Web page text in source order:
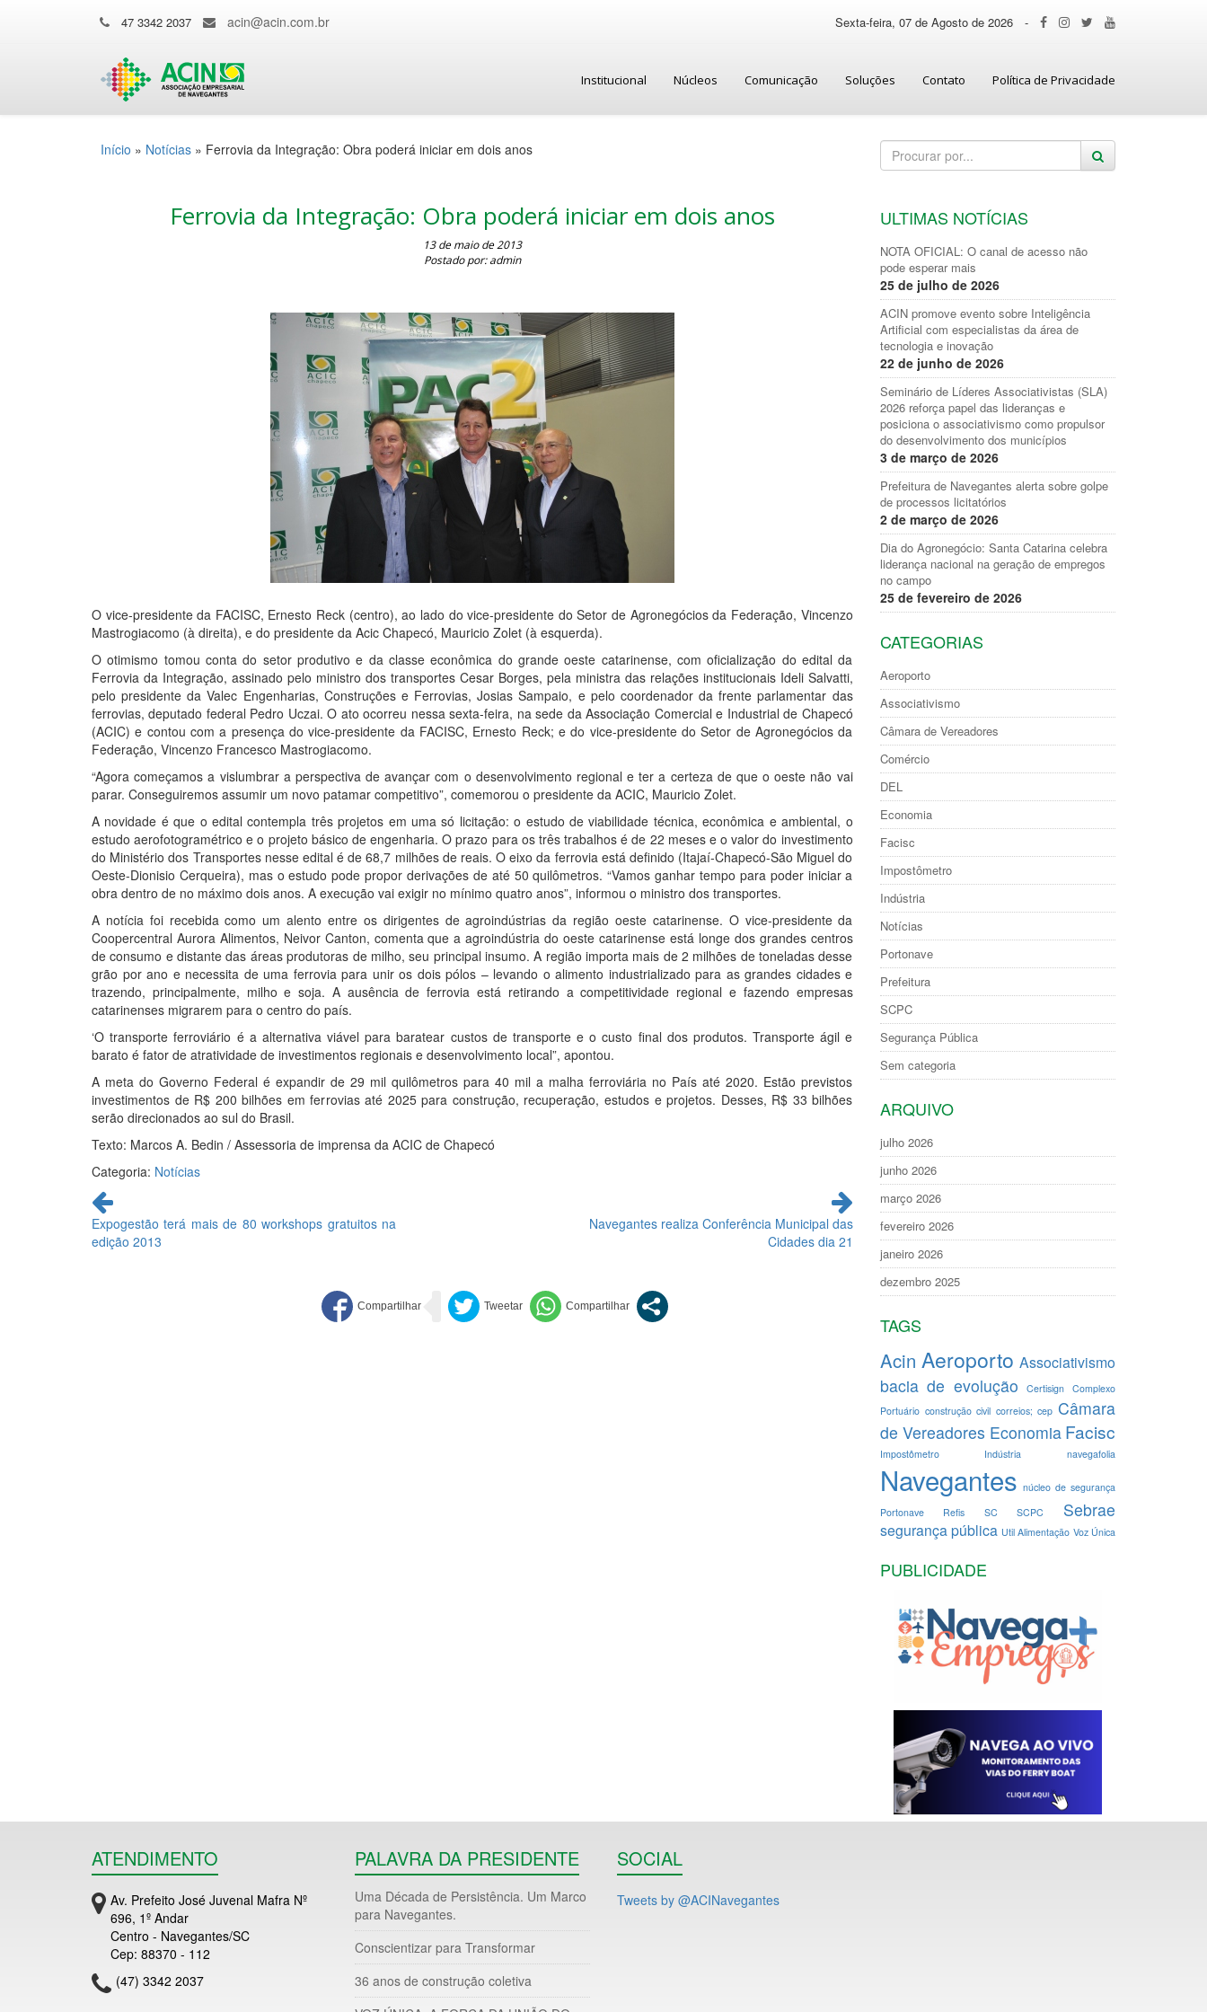
47 3342 2037 acin@acin.com.br Sexta-feira, 07 de Agosto de 2026 -
Institucional Núcleos Comunicação Soluções Contato Política de Privacidade
Início » Notícias » Ferrovia da Integração: Obra poderá iniciar em dois anos
Ferrovia da Integração: Obra poderá iniciar em dois anos
13 de maio de 2013
Postado por: admin
O vice-presidente da FACISC, Ernesto Reck (centro), ao lado do vice-presidente do Setor de Agronegócios da Federação, Vincenzo
Mastrogiacomo (à direita), e do presidente da Acic Chapecó, Mauricio Zolet (à esquerda).
O otimismo tomou conta do setor produtivo e da classe econômica do grande oeste catarinense, com oficialização do edital da
Ferrovia da Integração, assinado pelo ministro dos transportes Cesar Borges, pela ministra das relações institucionais Ideli Salvatti,
pelo presidente da Valec Engenharias, Construções e Ferrovias, Josias Sampaio, e pelo coordenador da frente parlamentar das
ferrovias, deputado federal Pedro Uczai. O ato ocorreu nessa sexta-feira, na sede da Associação Comercial e Industrial de Chapecó
(ACIC) e contou com a presença do vice-presidente da FACISC, Ernesto Reck; e do vice-presidente do Setor de Agronegócios da
Federação, Vincenzo Francesco Mastrogiacomo.
“Agora começamos a vislumbrar a perspectiva de avançar com o desenvolvimento regional e ter a certeza de que o oeste não vai
parar. Conseguiremos assumir um novo patamar competitivo”, comemorou o presidente da ACIC, Mauricio Zolet.
A novidade é que o edital contempla três projetos em uma só licitação: o estudo de viabilidade técnica, econômica e ambiental, o
estudo aerofotogramétrico e o projeto básico de engenharia. O prazo para os três trabalhos é de 22 meses e o valor do investimento
do Ministério dos Transportes nesse edital é de 68,7 milhões de reais. O eixo da ferrovia está definido (Itajaí-Chapecó-São Miguel do
Oeste-Dionisio Cerqueira), mas o estudo pode propor derivações de até 50 quilômetros. “Vamos ganhar tempo para poder iniciar a
obra dentro de no máximo dois anos. A execução vai exigir no mínimo quatro anos”, informou o ministro dos transportes.
A notícia foi recebida como um alento entre os dirigentes de agroindústrias da região oeste catarinense. O vice-presidente da
Coopercentral Aurora Alimentos, Neivor Canton, comenta que a agroindústria do oeste catarinense está longe dos grandes centros
de consumo e distante das áreas produtoras de milho, seu principal insumo. A região importa mais de 2 milhões de toneladas desse
grão por ano e necessita de uma ferrovia para unir os dois pólos – levando o alimento industrializado para as grandes cidades e
trazendo, principalmente, milho e soja. A ausência de ferrovia está retirando a competitividade regional e fazendo empresas
catarinenses migrarem para o centro do país.
‘O transporte ferroviário é a alternativa viável para baratear custos de transporte e o custo final dos produtos. Transporte ágil e
barato é fator de atratividade de investimentos regionais e desenvolvimento local”, apontou.
A meta do Governo Federal é expandir de 29 mil quilômetros para 40 mil a malha ferroviária no País até 2020. Estão previstos
investimentos de R$ 200 bilhões em ferrovias até 2025 para construção, recuperação, estudos e projetos. Desses, R$ 33 bilhões
serão direcionados ao sul do Brasil.
Texto: Marcos A. Bedin / Assessoria de imprensa da ACIC de Chapecó
Categoria: Notícias
Continue
lendo
Expogestão terá mais de 80 workshops gratuitos na
edição 2013
Navegantes realiza Conferência Municipal das
Cidades dia 21
ULTIMAS NOTÍCIAS
NOTA OFICIAL: O canal de acesso não
pode esperar mais
25 de julho de 2026
ACIN promove evento sobre Inteligência
Artificial com especialistas da área de
tecnologia e inovação
22 de junho de 2026
Seminário de Líderes Associativistas (SLA)
2026 reforça papel das lideranças e
posiciona o associativismo como propulsor
do desenvolvimento dos municípios
3 de março de 2026
Prefeitura de Navegantes alerta sobre golpe
de processos licitatórios
2 de março de 2026
Dia do Agronegócio: Santa Catarina celebra
liderança nacional na geração de empregos
no campo
25 de fevereiro de 2026
CATEGORIAS
Aeroporto
Associativismo
Câmara de Vereadores
Comércio
DEL
Economia
Facisc
Impostômetro
Indústria
Notícias
Portonave
Prefeitura
SCPC
Segurança Pública
Sem categoria
ARQUIVO
julho 2026
junho 2026
março 2026
fevereiro 2026
janeiro 2026
dezembro 2025
TAGS
Acin Aeroporto Associativismo
bacia de evolução Certisign Complexo
Portuário construção civil correios; cep Câmara
de Vereadores Economia Facisc
Impostômetro Indústria navegafolia
Navegantes núcleo de segurança
Portonave
Refis SC SCPC Sebrae
segurança pública Util Alimentação Voz Única
PUBLICIDADE
ATENDIMENTO
Av. Prefeito José Juvenal Mafra Nº
696, 1º Andar
Centro - Navegantes/SC
Cep: 88370 - 112
(47) 3342 2037
PALAVRA DA PRESIDENTE
Uma Década de Persistência. Um Marco
para Navegantes.
Conscientizar para Transformar
36 anos de construção coletiva
SOCIAL
Tweets by @ACINavegantes